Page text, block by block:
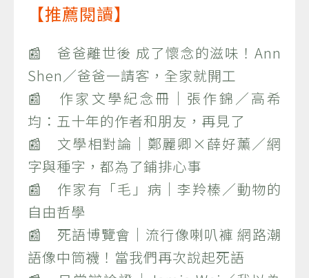
【推薦閱讀】
📰 爸爸離世後 成了懷念的滋味！Ann
Shen／爸爸一請客，全家就開工
📰 作家文學紀念冊｜張作錦／高希
均：五十年的作者和朋友，再見了
📰 文學相對論｜鄭麗卿×薛好薰／網
字與種字，都為了鋪排心事
📰 作家有「毛」病｜李羚榛／動物的
自由哲學
📰 死語博覽會｜流行像喇叭褲 網路潮
語像中筒襪！當我們再次說起死語